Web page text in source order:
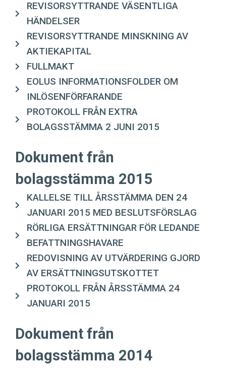
REVISORSYTTRANDE VÄSENTLIGA
HÄNDELSER
REVISORSYTTRANDE MINSKNING AV
AKTIEKAPITAL
FULLMAKT
EOLUS INFORMATIONSFOLDER OM
INLÖSENFÖRFARANDE
PROTOKOLL FRÅN EXTRA
BOLAGSSTÄMMA 2 JUNI 2015
Dokument från
bolagsstämma 2015
KALLELSE TILL ÅRSSTÄMMA DEN 24
JANUARI 2015 MED BESLUTSFÖRSLAG
RÖRLIGA ERSÄTTNINGAR FÖR LEDANDE
BEFATTNINGSHAVARE
REDOVISNING AV UTVÄRDERING GJORD
AV ERSÄTTNINGSUTSKOTTET
PROTOKOLL FRÅN ÅRSSTÄMMA 24
JANUARI 2015
Dokument från
bolagsstämma 2014